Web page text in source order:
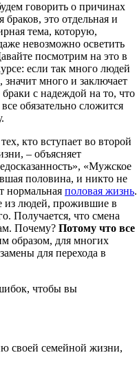
говорить о причинах
браков, это отдельная и
тема, которую,
невозможно осветить
посмотрим на это в
: если так много людей
, значит много и заключает
браки с надеждой на то, что
все обязательно сложится
.
тех, кто вступает во второй
, – объясняет
», «Мужское
половина, и никто не
нормальная половая жизнь.
из людей, прожившие в
. Получается, что смена
. Почему? Потому что все
образом, для многих
для перехода в
, чтобы вы
своей семейной жизни,